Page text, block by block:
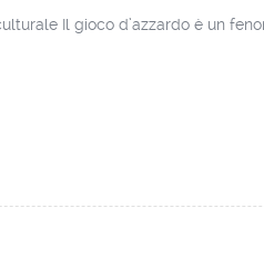
Il gioco d’azzardo è un